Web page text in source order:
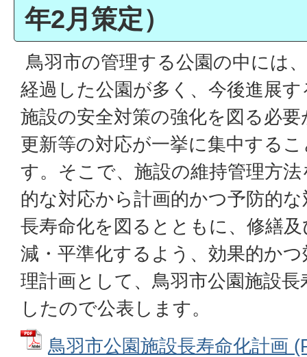
年2月策定）
鳥羽市の管理する公園の中には
経過した公園が多く、今後進展
施設の安全対策の強化を図る必
更新等の対応が一挙に集中する
す。そこで、施設の維持管理方
的な対応から計画的かつ予防的
長寿命化を図るとともに、修繕
減・平準化するよう、効果的か
理計画として、鳥羽市公園施設
したので公表します。
鳥羽市公園施設長寿命化計画